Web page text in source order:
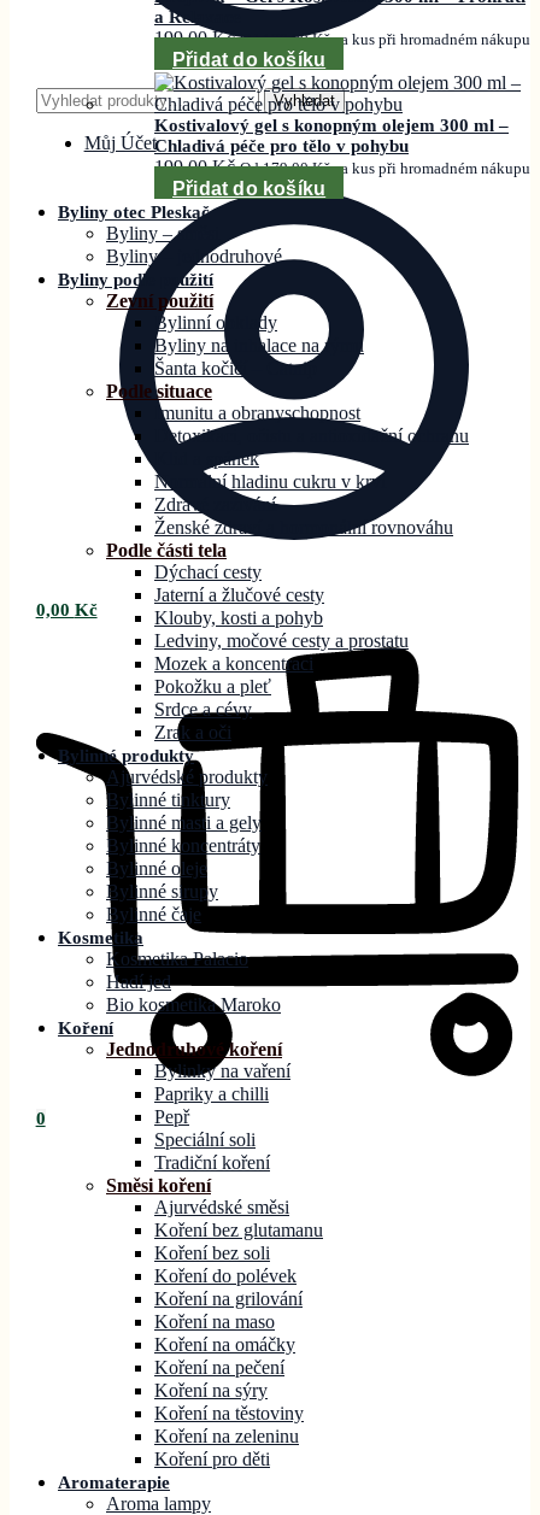
Hledat: Vyhledat
Můj Účet
0,00 Kč
0
a Relaxace
199,00Kč Od179,00Kčza kus při hromadném nákupu
Přidat do košíku
Kostivalový gel s konopným olejem 300 ml –
Chladivá péče pro tělo v pohybu
199,00Kč Od179,00Kčza kus při hromadném nákupu
Přidat do košíku
Byliny otec Pleskač
Byliny – směsi
Byliny – jednodruhové
Byliny podle použití
Zevní použití
Bylinní obklady
Byliny na inhalace na rýmu
Šanta kočičí – Catnip
Podle situace
Imunitu a obranyschopnost
Detoxikaci, očistu a antioxidační ochranu
Klid a spánek
Normální hladinu cukru v krvi
Zdravé zažívání
Ženské zdraví a hormonální rovnováhu
Podle části tela
Dýchací cesty
Jaterní a žlučové cesty
Klouby, kosti a pohyb
Ledviny, močové cesty a prostatu
Mozek a koncentraci
Pokožku a pleť
Srdce a cévy
Zrak a oči
Bylinné produkty
Ajurvédské produkty
Bylinné tinktury
Bylinné masti a gely
Bylinné koncentráty
Bylinné oleje
Bylinné sirupy
Bylinné čaje
Kosmetika
Kosmetika Palacio
Hadí jed
Bio kosmetika Maroko
Koření
Jednodruhové koření
Bylinky na vaření
Papriky a chilli
Pepř
Speciální soli
Tradiční koření
Směsi koření
Ajurvédské směsi
Koření bez glutamanu
Koření bez soli
Koření do polévek
Koření na grilování
Koření na maso
Koření na omáčky
Koření na pečení
Koření na sýry
Koření na těstoviny
Koření na zeleninu
Koření pro děti
Aromaterapie
Aroma lampy